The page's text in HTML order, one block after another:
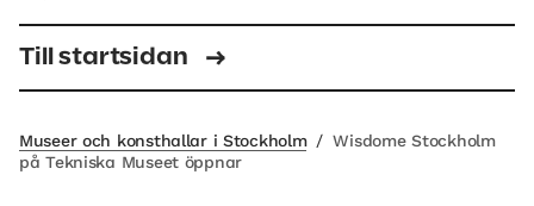
Till startsidan
Museer och konsthallar i Stockholm / Wisdome Stockholm
på Tekniska Museet öppnar